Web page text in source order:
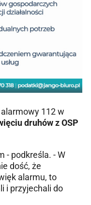
112 w
druhów z OSP
- podkreśla. - W
dość, że
alarmu, to
i przyjechali do